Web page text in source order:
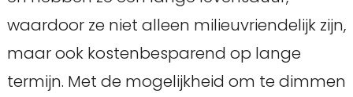
waardoor ze niet alleen milieuvriendelijk zijn,
maar ook kostenbesparend op lange
termijn. Met de mogelijkheid om te dimmen